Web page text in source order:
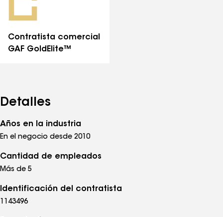
Contratista comercial
GAF GoldElite™
Detalles
Años en la industria
En el negocio desde 2010
Cantidad de empleados
Más de 5
Identificación del contratista
1143496